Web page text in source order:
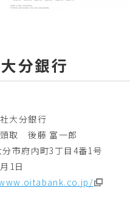
分銀行
大分銀行
取 後藤 富一郎
市府内町3丁目4番1号
1日